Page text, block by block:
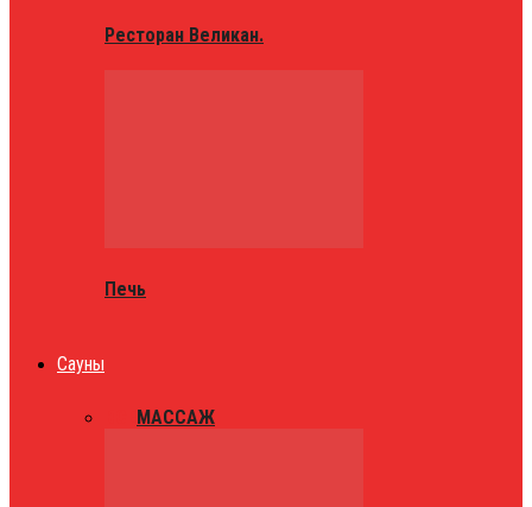
Ресторан Великан.
Печь
Сауны
МАССАЖ